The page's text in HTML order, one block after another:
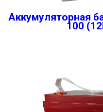
Аккумуляторная
100